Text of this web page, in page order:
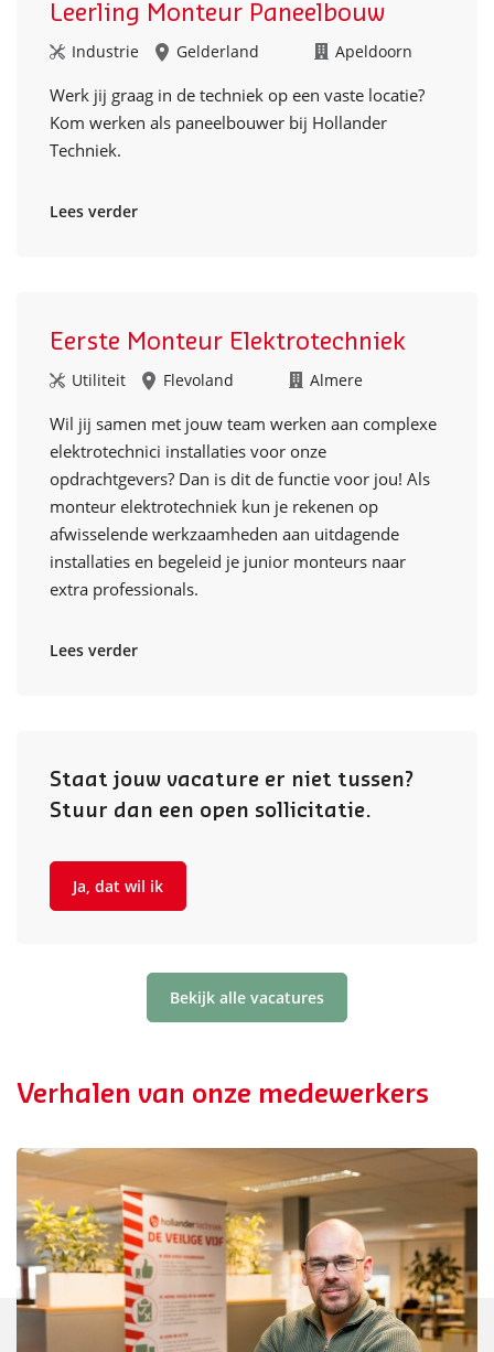
Leerling Monteur Paneelbouw
Industrie Gelderland Apeldoorn
Werk jij graag in de techniek op een vaste locatie?
Kom werken als paneelbouwer bij Hollander
Techniek.
Lees verder
Eerste Monteur Elektrotechniek
Utiliteit Flevoland Almere
Wil jij samen met jouw team werken aan complexe
elektrotechnici installaties voor onze
opdrachtgevers? Dan is dit de functie voor jou! Als
monteur elektrotechniek kun je rekenen op
afwisselende werkzaamheden aan uitdagende
installaties en begeleid je junior monteurs naar
extra professionals.
Lees verder
Staat jouw vacature er niet tussen?
Stuur dan een open sollicitatie.
Ja, dat wil ik
Bekijk alle vacatures
Verhalen van onze medewerkers